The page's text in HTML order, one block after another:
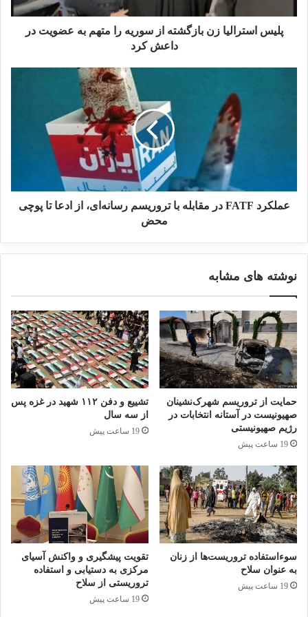
بررسی فیلم‌ها و سریال‌های ایرانی
با موضوع داعش
۱. اصل تفکیک؛ اولین قربانی ماجراجویی‌های
بنیادی‌ترین قاعده در حقوق مخاصمات، «اصل
تفکیک» است. طبق کنوانسیون‌های ژنو و
همواره میان اهداف نظامی و اموال غیرنظامی
تمایز قائل شوند. حمله به پتروشیمی‌ها،
پالایشگاه‌های فجر و مبین، و زیرساخت‌های انرژی،
به هیچ وجه با این اصل همخوانی ندارد. پتروشیمی
شیراز یا تبریز، یا زیرساخت‌های برق، سلاح نیستند
که علیه متجاوز استفاده شوند؛ این‌ها زیرساخت‌های
حیاتی تامین نیازهای روزمره مردم‌اند. وقتی دشمن
در حال جنگیدن با دولت نیست، بلکه در حال تحمیل
قحطی و فلج اقتصادی به کل جامعه است.
۲. دوگانه هدف نظامی و هدف غیرنظامی؛ یک
پلیس استرالیا زن بازگشته از سوریه را متهم به عضویت در
داعش کرد
عملکرد FATF در مقابله با تروریسم رسانه‌ای، از ادعا تا پوچی
محض
نوشته های مشابه
حمایت از تروریسم شهرک‌نشینان
صهیونیست در آستانه انتخابات در
رژیم صهیونیستی
19 ساعت پیش
تشییع و دفن ۱۱۲ شهید در غزه پس
از سه سال
19 ساعت پیش
سوءاستفاده تروریست‌ها از زنان
به عنوان سلاح
19 ساعت پیش
تقویت پیشگیری و واکنش آسیای
مرکزی به دستیابی و استفاده
تروریستی از سلاح
19 ساعت پیش